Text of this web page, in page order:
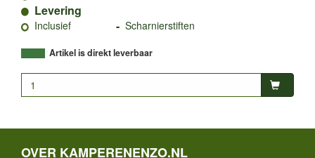
Levering
Inclusief - Scharnierstiften
Artikel is direkt leverbaar
OVER KAMPERENENZO.NL